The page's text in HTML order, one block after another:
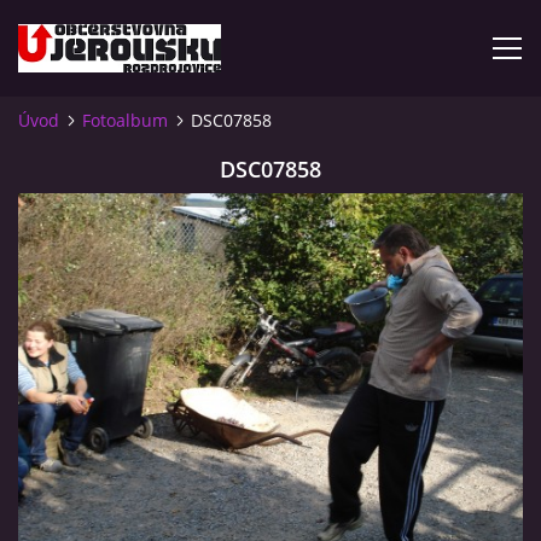
KDE NÁS NAJDETE?
VIDLÁCKÝ VÍCEBOJ 2023 - VIDEO
OTEVÍRACÍ DOBA
VIDLÁCKÝ VÍCEBOJ 2020 - ČLÁNEK Z ROZDROJOVICKÉ
DRBNY 4/2020
Úvod Fotoalbum DSC07858
DSC07858